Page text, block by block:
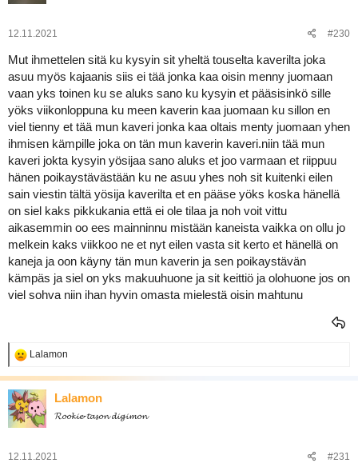
o
:
12.11.2021 #230
Mut ihmettelen sitä ku kysyin sit yheltä touselta kaverilta joka
asuu myös kajaanis siis ei tää jonka kaa oisin menny juomaan
vaan yks toinen ku se aluks sano ku kysyin et pääsisinkö sille
yöks viikonloppuna ku meen kaverin kaa juomaan ku sillon en
viel tienny et tää mun kaveri jonka kaa oltais menty juomaan yhen
ihmisen kämpille joka on tän mun kaverin kaveri.niin tää mun
kaveri jokta kysyin yösijaa sano aluks et joo varmaan et riippuu
hänen poikaystävästään ku ne asuu yhes noh sit kuitenki eilen
sain viestin tältä yösija kaverilta et en pääse yöks koska hänellä
on siel kaks pikkukania että ei ole tilaa ja noh voit vittu
aikasemmin oo ees mainninnu mistään kaneista vaikka on ollu jo
melkein kaks viikkoo ne et nyt eilen vasta sit kerto et hänellä on
kaneja ja oon käyny tän mun kaverin ja sen poikaystävän
kämpäs ja siel on yks makuuhuone ja sit keittiö ja olohuone jos on
viel sohva niin ihan hyvin omasta mielestä oisin mahtunu
R
a
k
t
i
o
:
Lalamon
Lalamon
𝓡𝓸𝓸𝓴𝓲𝓮-𝓽𝓪𝓼𝓸𝓷 𝓭𝓲𝓰𝓲𝓶𝓸𝓷
12.11.2021 #231